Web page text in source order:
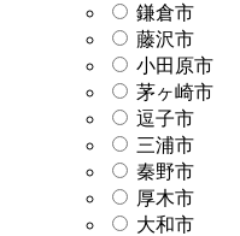
鎌倉市
藤沢市
小田原市
茅ヶ崎市
逗子市
三浦市
秦野市
厚木市
大和市